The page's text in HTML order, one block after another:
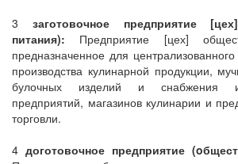
3 заготовочное предприятие
питания): Предприятие [цех]
предназначенное для
производства кулинарной продукции,
булочных изделий и снабжения
предприятий, магазинов кулинарии и
торговли.
4 доготовочное предприятие